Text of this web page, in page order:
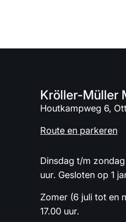
Kröller-Müller
Houtkampweg 6,
Route en parkeren
Dinsdag t/m
uur. Gesloten op 1
Zomer (6 juli tot en
17.00 uur.